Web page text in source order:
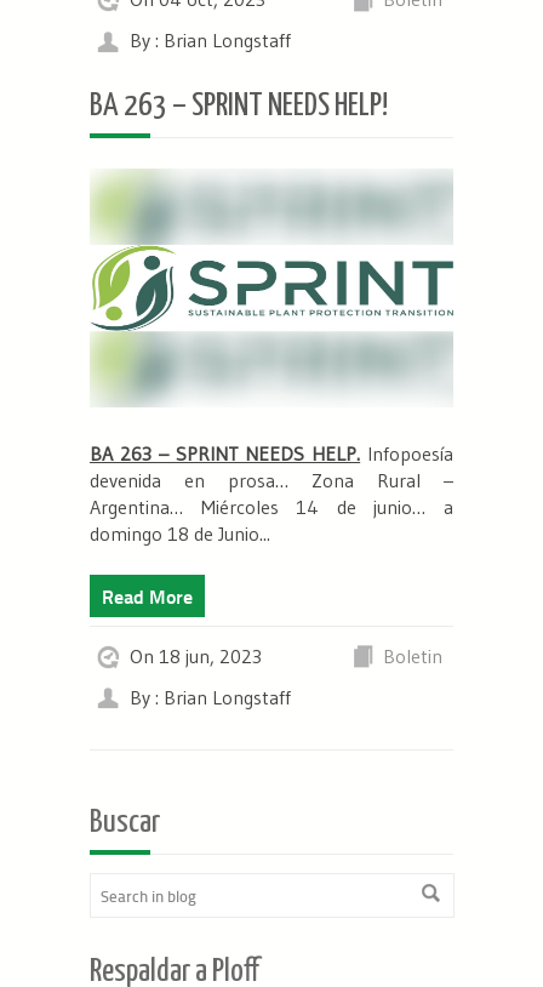
By : Brian Longstaff
BA 263 – SPRINT NEEDS HELP!
BA 263 – SPRINT NEEDS HELP. Infopoesía
devenida en prosa… Zona Rural –
Argentina… Miércoles 14 de junio… a
domingo 18 de Junio...
Read More
On 18 jun, 2023
Boletin
By : Brian Longstaff
Buscar
Respaldar a Ploff